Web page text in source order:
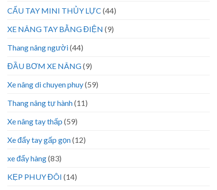
CẨU TAY MINI THỦY LỰC (44)
XE NÂNG TAY BẰNG ĐIỆN (9)
Thang nâng người(44)
ĐẦU BƠM XE NÂNG(9)
Xe nâng di chuyen phuy(59)
Thang nâng tự hành(11)
Xe nâng tay thấp (59)
Xe đẩy tay gấp gọn(12)
xe đẩy hàng(83)
KẸP PHUY ĐÔI (14)